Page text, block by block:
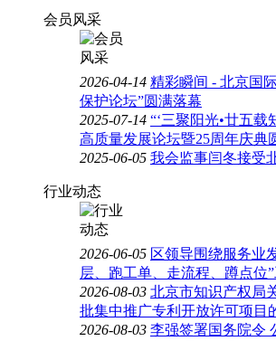
会员风采
2026-04-14 精彩瞬间 - 北京国
保护论坛”圆满落幕
2025-07-14 “‘三聚阳光•廿五载
高质量发展论坛暨25周年庆典
2025-06-05 我会监事闫冬接受
行业动态
2026-06-05 区领导围绕服务业
层、跑工单、走流程、蹲点位
2026-08-03 北京市知识产权局
批集中推广专利开放许可项目
2026-08-03 李强签署国务院令